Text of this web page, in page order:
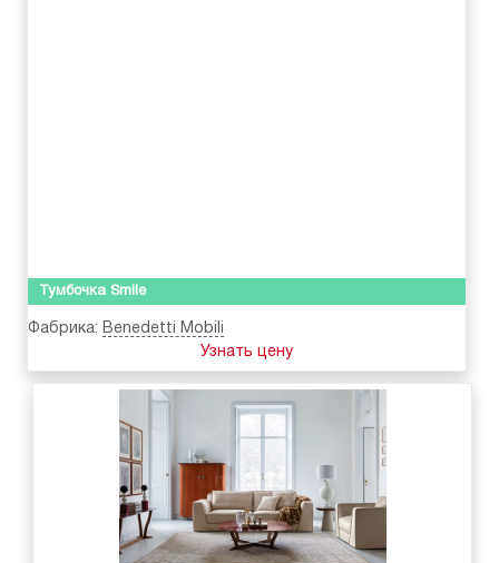
Тумбочка Smile
Фабрика: Benedetti Mobili
Узнать цену